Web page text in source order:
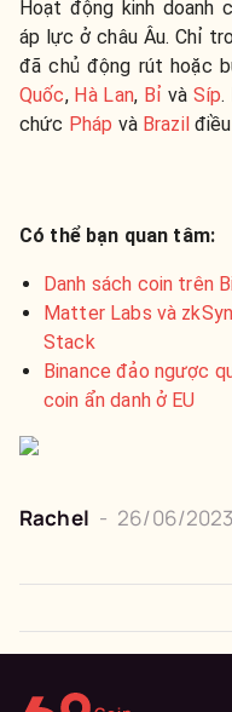
Hoạt động kinh doanh
áp lực ở châu Âu. Chỉ
đã chủ động rút hoặc
Quốc, Hà Lan, Bỉ và Síp.
chức Pháp và Brazil
Có thể bạn quan tâm:
Danh sách coin trên
Matter Labs và
Stack
Binance đảo ngược
coin ẩn danh ở EU
Rachel - 26/06/2023